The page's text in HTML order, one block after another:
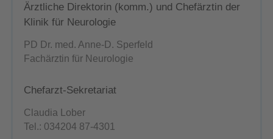
Ärztliche Direktorin (komm.) und Chefärztin der
Klinik für Neurologie
PD Dr. med. Anne-D. Sperfeld
Fachärztin für Neurologie
Chefarzt-Sekretariat
Claudia Lober
Tel.: 034204 87-4301